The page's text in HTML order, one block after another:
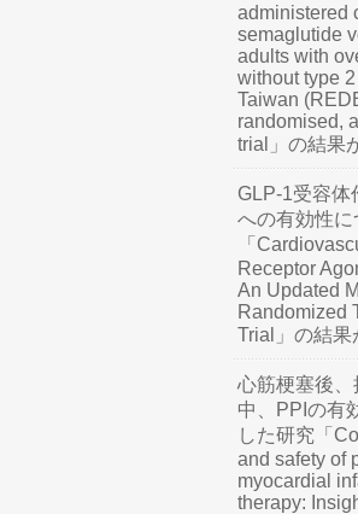
administered
semaglutide
adults with
without type
Taiwan
randomised,
trial」の結果
GLP-1受容体
への有効性
「
Receptor
An Updated
Randomized
Trial」の結果
心筋梗塞後
中、PPIの有
した研究「
and safety of
myocardial
therapy: